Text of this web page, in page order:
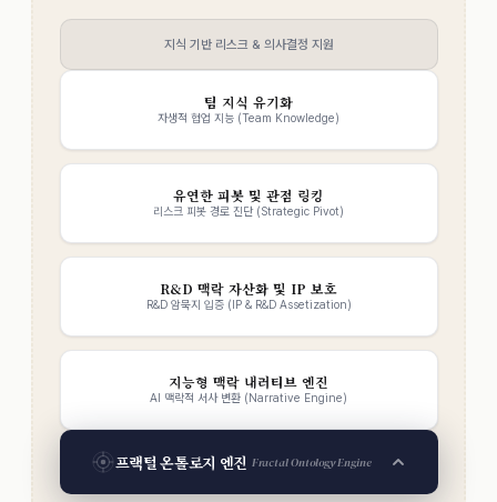
지식 기반 리스크 & 의사결정 지원
팀 지식 유기화
자생적 협업 지능 (Team Knowledge)
유연한 피봇 및 관점 링킹
리스크 피봇 경로 진단 (Strategic Pivot)
R&D 맥락 자산화 및 IP 보호
R&D 암묵지 입증 (IP & R&D Assetization)
지능형 맥락 내러티브 엔진
AI 맥락적 서사 변환 (Narrative Engine)
프랙털 온톨로지 엔진 Fractal Ontology Engine